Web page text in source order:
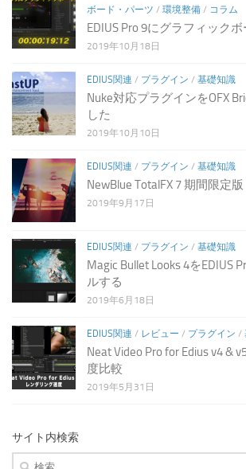
ボード・パーツ / 環境整備 / コラム
EDIUS Pro 9にグラフィック
2019年10月18日
EDIUS関連 / プラグイン / 基礎知識
Nuke対応プラグインをOFX
した
2019年10月10日
EDIUS関連 / プラグイン / 基礎知識
NewBlue TotalFX 7 期間限定
2019年9月17日
EDIUS関連 / プラグイン / 基礎知識
Magic Bullet Looks 4をEDIUS
ルする
2019年6月18日
EDIUS関連 / レビュー / プラグイン /
Neat Video Pro for Edius v4 &
度比較
2019年5月31日
サイト内検索
検